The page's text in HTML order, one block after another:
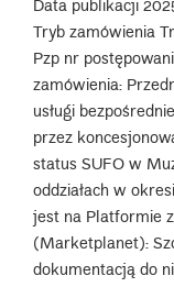
Sztuki
w
24
Data publikacji
Tryb zamówienia
Pzp nr
zamówienia:
usługi
przez
status SUFO w
oddziałach w
jest na Platformie
(Marketplanet):
dokumentacją do